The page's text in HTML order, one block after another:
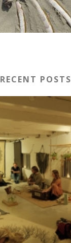
RECENT POSTS